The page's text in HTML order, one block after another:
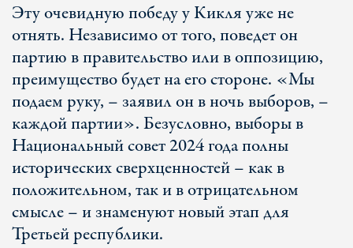
Эту очевидную победу у Кикля уже не
отнять. Независимо от того, поведет он
партию в правительство или в оппозицию,
преимущество будет на его стороне. «Мы
подаем руку, – заявил он в ночь выборов, –
каждой партии». Безусловно, выборы в
Национальный совет 2024 года полны
исторических сверхценностей – как в
положительном, так и в отрицательном
смысле – и знаменуют новый этап для
Третьей республики.